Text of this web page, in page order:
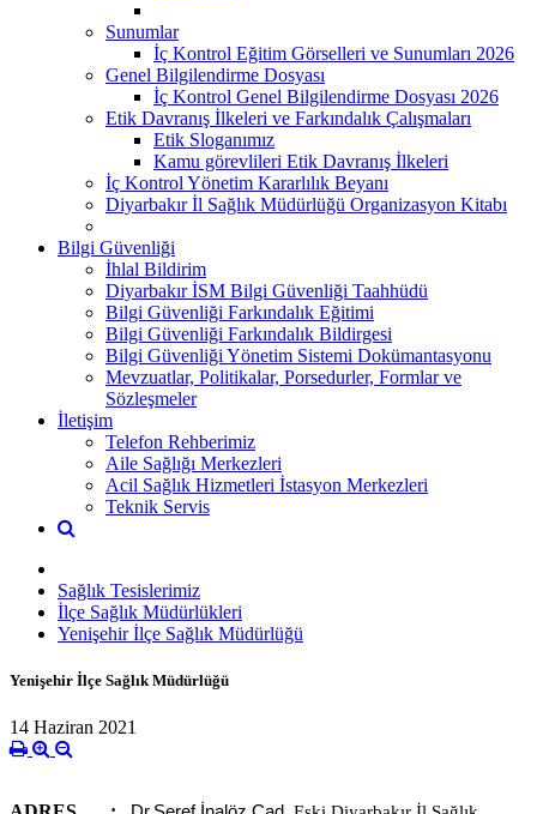
Sunumlar
İç Kontrol Eğitim Görselleri ve Sunumları 2026
Genel Bilgilendirme Dosyası
İç Kontrol Genel Bilgilendirme Dosyası 2026
Etik Davranış İlkeleri ve Farkındalık Çalışmaları
Etik Sloganımız
Kamu görevlileri Etik Davranış İlkeleri
İç Kontrol Yönetim Kararlılık Beyanı
Diyarbakır İl Sağlık Müdürlüğü Organizasyon Kitabı
Bilgi Güvenliği
İhlal Bildirim
Diyarbakır İSM Bilgi Güvenliği Taahhüdü
Bilgi Güvenliği Farkındalık Eğitimi
Bilgi Güvenliği Farkındalık Bildirgesi
Bilgi Güvenliği Yönetim Sistemi Dokümantasyonu
Mevzuatlar, Politikalar, Porsedurler, Formlar ve
Sözleşmeler
İletişim
Telefon Rehberimiz
Aile Sağlığı Merkezleri
Acil Sağlık Hizmetleri İstasyon Merkezleri
Teknik Servis
Sağlık Tesislerimiz
İlçe Sağlık Müdürlükleri
Yenişehir İlçe Sağlık Müdürlüğü
Yenişehir İlçe Sağlık Müdürlüğü
14 Haziran 2021